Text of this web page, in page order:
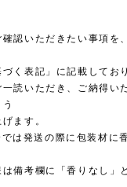
認いただきたい事項を
づく表記」に記載してお
読いただき、ご納得い
ます。
発送の際に包装材に
備考欄に「香りなし」